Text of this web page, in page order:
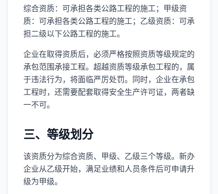
综合资质：可承担各类公路工程的施工；甲级资
质：可承担各类公路工程的施工；乙级资质：可承
担二级以下公路工程的施工。
企业在取得资质后，必须严格按照资质等级规定的
承包范围承接工程。超越资质等级承包工程的，属
于违法行为，将面临严厉处罚。同时，企业在承包
工程时，还需要配套取得安全生产许可证，两者缺
一不可。
三、等级划分
该资质分为综合资质、甲级、乙级三个等级。新办
企业从乙级开始，满足业绩和人员条件后可申请升
级为甲级。